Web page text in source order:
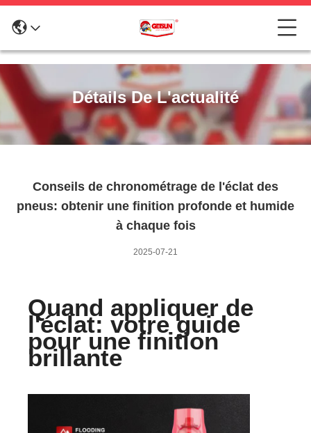
Détails De L'actualité
Conseils de chronométrage de l'éclat des
pneus: obtenir une finition profonde et humide
à chaque fois
2025-07-21
Quand appliquer de
l'éclat: votre guide
pour une finition
brillante